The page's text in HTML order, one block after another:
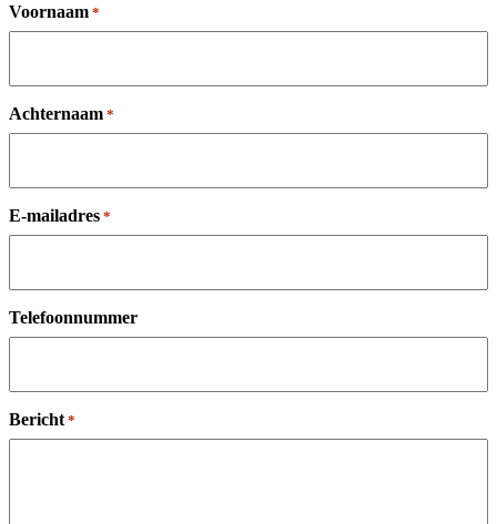
Voornaam *
Achternaam *
E-mailadres *
Telefoonnummer
Bericht *